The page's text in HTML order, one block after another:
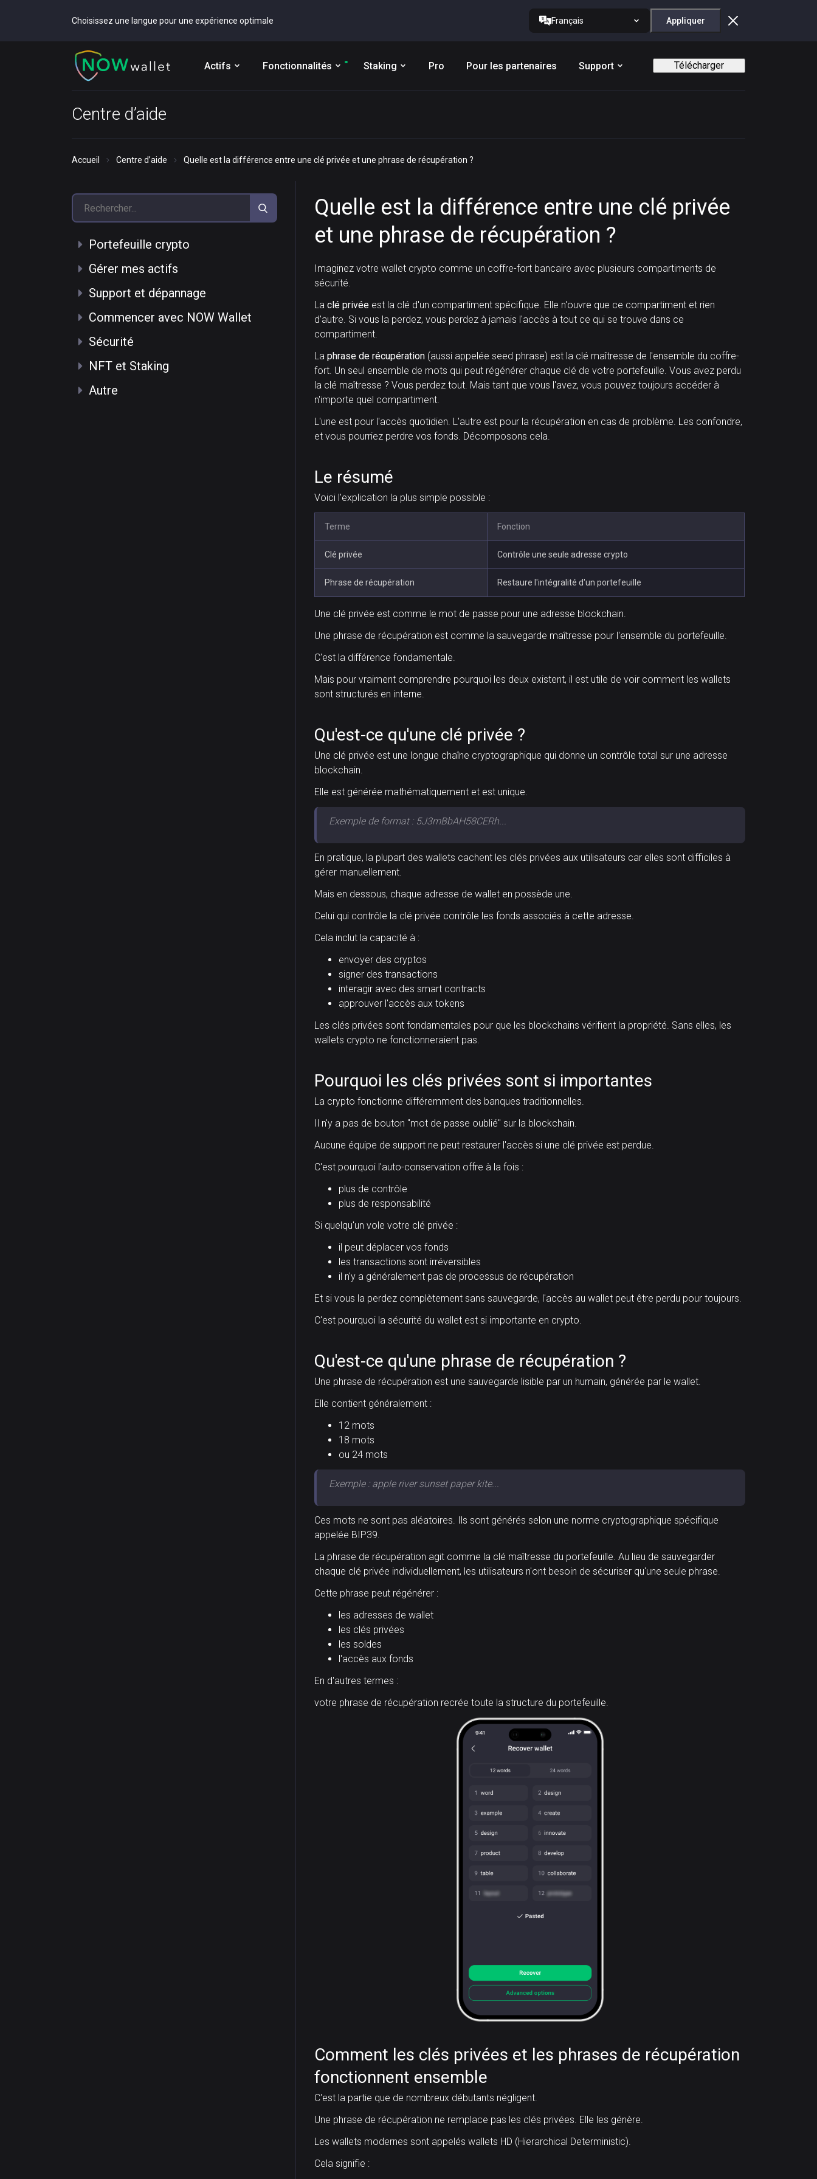
Choisissez une langue pour une expérience optimale Français Appliquer
Actifs Fonctionnalités Staking Pro Pour les partenaires Support Télécharger
Centre d’aide
Accueil Centre d’aide Quelle est la différence entre une clé privée et une phrase de récupération ?
Quelle est la différence entre une clé privée
et une phrase de récupération ?
Imaginez votre wallet crypto comme un coffre-fort bancaire avec plusieurs compartiments de
sécurité.
Laclé privée est la clé d'un compartiment spécifique. Elle n'ouvre que ce compartiment et rien
d'autre. Si vous la perdez, vous perdez à jamais l'accès à tout ce qui se trouve dans ce
compartiment.
Laphrase de récupération (aussi appelée seed phrase) est la clé maîtresse de l'ensemble du coffre-
fort. Un seul ensemble de mots qui peut régénérer chaque clé de votre portefeuille. Vous avez perdu
la clé maîtresse ? Vous perdez tout. Mais tant que vous l'avez, vous pouvez toujours accéder à
n'importe quel compartiment.
L'une est pour l'accès quotidien. L'autre est pour la récupération en cas de problème. Les confondre,
et vous pourriez perdre vos fonds. Décomposons cela.
Le résumé
Voici l'explication la plus simple possible :
Terme Fonction
Clé privée Contrôle une seule adresse crypto
Phrase de récupération Restaure l'intégralité d'un portefeuille
Une clé privée est comme le mot de passe pour une adresse blockchain.
Une phrase de récupération est comme la sauvegarde maîtresse pour l'ensemble du portefeuille.
C'est la différence fondamentale.
Mais pour vraiment comprendre pourquoi les deux existent, il est utile de voir comment les wallets
sont structurés en interne.
Qu'est-ce qu'une clé privée ?
Une clé privée est une longue chaîne cryptographique qui donne un contrôle total sur une adresse
blockchain.
Elle est générée mathématiquement et est unique.
Exemple de format : 5J3mBbAH58CERh...
En pratique, la plupart des wallets cachent les clés privées aux utilisateurs car elles sont difficiles à
gérer manuellement.
Mais en dessous, chaque adresse de wallet en possède une.
Celui qui contrôle la clé privée contrôle les fonds associés à cette adresse.
Cela inclut la capacité à :
envoyer des cryptos
signer des transactions
interagir avec des smart contracts
approuver l'accès aux tokens
Les clés privées sont fondamentales pour que les blockchains vérifient la propriété. Sans elles, les
wallets crypto ne fonctionneraient pas.
Pourquoi les clés privées sont si importantes
La crypto fonctionne différemment des banques traditionnelles.
Il n'y a pas de bouton "mot de passe oublié" sur la blockchain.
Aucune équipe de support ne peut restaurer l'accès si une clé privée est perdue.
C'est pourquoi l'auto-conservation offre à la fois :
plus de contrôle
plus de responsabilité
Si quelqu'un vole votre clé privée :
il peut déplacer vos fonds
les transactions sont irréversibles
il n'y a généralement pas de processus de récupération
Et si vous la perdez complètement sans sauvegarde, l'accès au wallet peut être perdu pour toujours.
C'est pourquoi la sécurité du wallet est si importante en crypto.
Qu'est-ce qu'une phrase de récupération ?
Une phrase de récupération est une sauvegarde lisible par un humain, générée par le wallet.
Elle contient généralement :
12 mots
18 mots
ou 24 mots
Exemple : apple river sunset paper kite...
Ces mots ne sont pas aléatoires. Ils sont générés selon une norme cryptographique spécifique
appelée BIP39.
La phrase de récupération agit comme la clé maîtresse du portefeuille. Au lieu de sauvegarder
chaque clé privée individuellement, les utilisateurs n'ont besoin de sécuriser qu'une seule phrase.
Cette phrase peut régénérer :
les adresses de wallet
les clés privées
les soldes
l'accès aux fonds
En d'autres termes :
votre phrase de récupération recrée toute la structure du portefeuille.
Comment les clés privées et les phrases de récupération
fonctionnent ensemble
C'est la partie que de nombreux débutants négligent.
Une phrase de récupération ne remplace pas les clés privées. Elle les génère.
Les wallets modernes sont appelés wallets HD (Hierarchical Deterministic).
Cela signifie :
Portefeuille crypto
Gérer mes actifs
Support et dépannage
Commencer avec NOW Wallet
Sécurité
NFT et Staking
Autre